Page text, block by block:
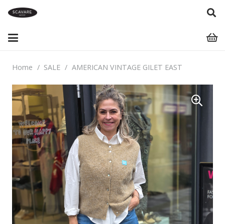
Home / SALE / AMERICAN VINTAGE GILET EAST